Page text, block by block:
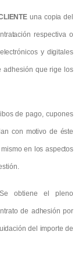
una copia del
respectiva o
y digitales
adhesión que rige los
de pago, cupones
con motivo de éste
en los aspectos
obtiene el pleno
de adhesión por
del importe de